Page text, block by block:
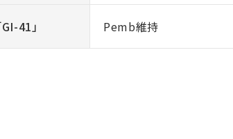
GI-41」 Pemb維持